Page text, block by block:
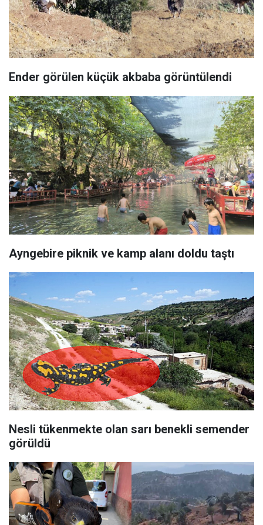
Ender görülen küçük akbaba görüntülendi
Ayngebire piknik ve kamp alanı doldu taştı
Nesli tükenmekte olan sarı benekli semender
görüldü